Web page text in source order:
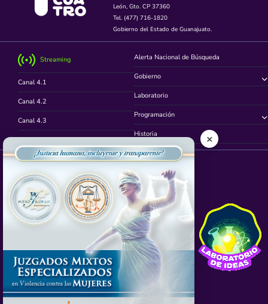
León, Gto. CP 37360
Tel. (477) 716-1820
Gobierno del Estado de Guanajuato.
Streaming
Canal 4.1
Canal 4.2
Canal 4.3
Canal 4.4
Alerta Nacional de Búsqueda
Gobierno
Laboratorio
Programación
Historia
Síguenos en
App TVCUATRO
×